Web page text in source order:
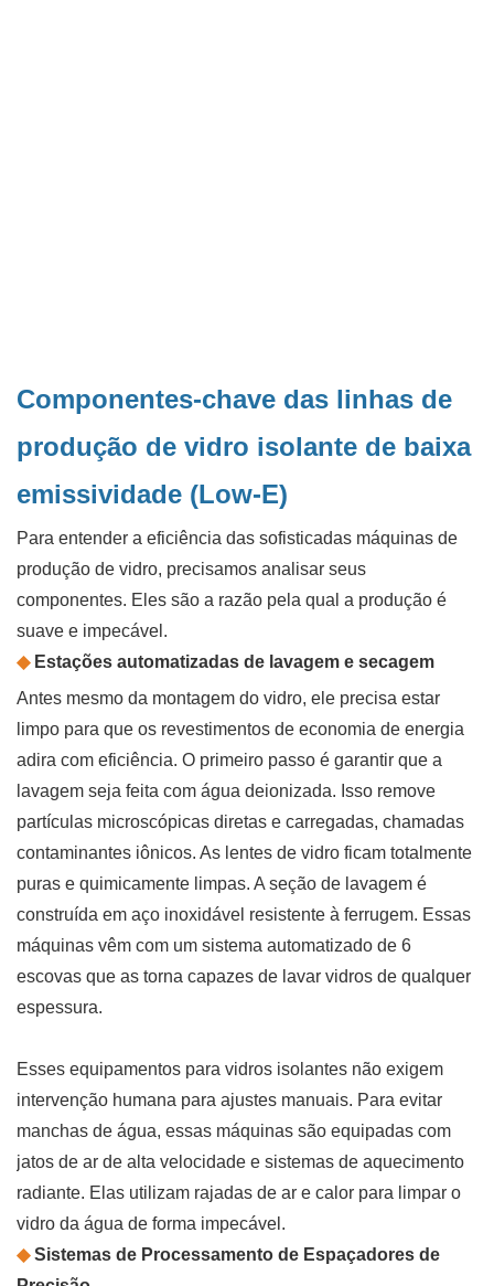
Componentes-chave das linhas de
produção de vidro isolante de baixa
emissividade (Low-E)
Para entender a eficiência das sofisticadas máquinas de
produção de vidro, precisamos analisar seus
componentes. Eles são a razão pela qual a produção é
suave e impecável.
◆Estações automatizadas de lavagem e secagem
Antes mesmo da montagem do vidro, ele precisa estar
limpo para que os revestimentos de economia de energia
adira com eficiência. O primeiro passo é garantir que a
lavagem seja feita com água deionizada. Isso remove
partículas microscópicas diretas e carregadas, chamadas
contaminantes iônicos. As lentes de vidro ficam totalmente
puras e quimicamente limpas. A seção de lavagem é
construída em aço inoxidável resistente à ferrugem. Essas
máquinas vêm com um sistema automatizado de 6
escovas que as torna capazes de lavar vidros de qualquer
espessura.
Esses equipamentos para vidros isolantes não exigem
intervenção humana para ajustes manuais. Para evitar
manchas de água, essas máquinas são equipadas com
jatos de ar de alta velocidade e sistemas de aquecimento
radiante. Elas utilizam rajadas de ar e calor para limpar o
vidro da água de forma impecável.
◆Sistemas de Processamento de Espaçadores de